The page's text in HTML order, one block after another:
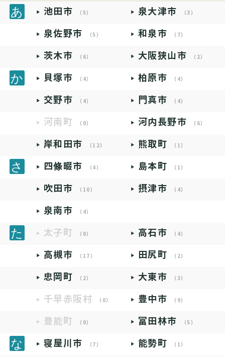
池田市 （5） 泉大津市 （3）
泉佐野市 （5） 和泉市 （7）
茨木市 （6） 大阪狭山市 （2）
貝塚市 （4） 柏原市 （4）
交野市 （4） 門真市 （4）
河南町 （0） 河内長野市 （6）
岸和田市 （12） 熊取町 （1）
四條畷市 （4） 島本町 （1）
吹田市 （10） 摂津市 （4）
泉南市 （4）
太子町 （0） 高石市 （4）
高槻市 （17） 田尻町 （2）
忠岡町 （2） 大東市 （3）
千早赤阪村 （0） 豊中市 （9）
豊能町 （0） 富田林市 （5）
寝屋川市 （7） 能勢町 （1）